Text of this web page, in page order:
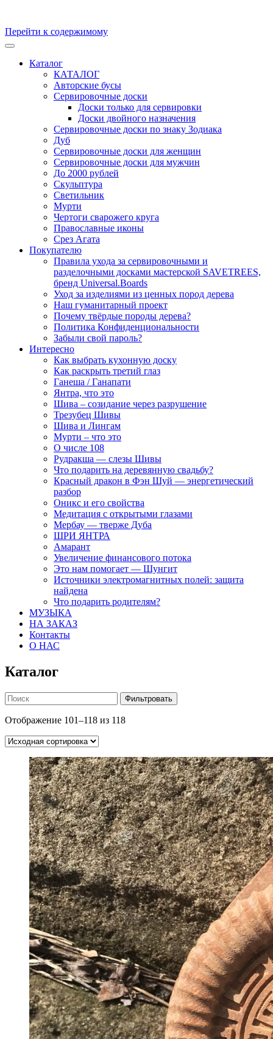
Перейти к содержимому
Скульптуры и предметы интерьера из ценных пород дерева.
Производство и продажа. Уникальные товары, для
удивительных персон
Каталог
КАТАЛОГ
Авторские бусы
Сервировочные доски
Доски только для сервировки
Доски двойного назначения
Сервировочные доски по знаку Зодиака
Дуб
Сервировочные доски для женщин
Сервировочные доски для мужчин
До 2000 рублей
Скульптура
Светильник
Мурти
Чертоги сварожего круга
Православные иконы
Срез Агата
Покупателю
Правила ухода за сервировочными и
разделочными досками мастерской SAVETREES,
бренд Universal.Boards
Уход за изделиями из ценных пород дерева
Наш гуманитарный проект
Почему твёрдые породы дерева?
Политика Конфиденциональности
Забыли свой пароль?
Интересно
Как выбрать кухонную доску
Как раскрыть третий глаз
Ганеша / Ганапати
Янтра, что это
Шива – созидание через разрушение
Трезубец Шивы
Шива и Лингам
Мурти – что это
О числе 108
Рудракша — слезы Шивы
Что подарить на деревянную свадьбу?
Красный дракон в Фэн Шуй — энергетический
разбор
Оникс и его свойства
Медитация с открытыми глазами
Мербау — тверже Дуба
ШРИ ЯНТРА
Амарант
Увеличение финансового потока
Это нам помогает — Шунгит
Источники электромагнитных полей: защита
найдена
Что подарить родителям?
МУЗЫКА
НА ЗАКАЗ
Контакты
О НАС
Каталог
Фильтровать
Отображение 101–118 из 118